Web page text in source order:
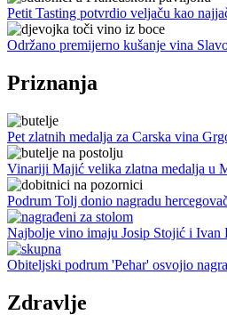
Petit Tasting potvrdio veljaču kao
Održano premijerno kušanje vina
Priznanja
Pet zlatnih medalja za Carska vina
Vinariji Majić velika zlatna medalja u
Podrum Tolj donio nagradu
Najbolje vino imaju Josip Stojić i Ivan
Obiteljski podrum 'Pehar' osvojio
Zdravlje